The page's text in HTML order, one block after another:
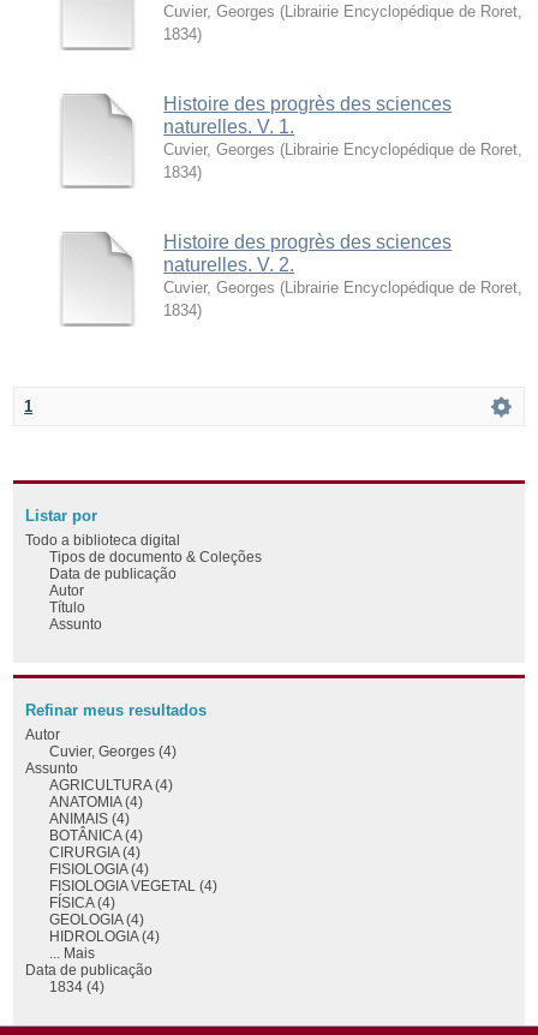
Cuvier, Georges ( Librairie Encyclopédique de Roret
1834)
Histoire des progrès des sciences
naturelles. V. 1.
Cuvier, Georges ( Librairie Encyclopédique de Roret
1834)
Histoire des progrès des sciences
naturelles. V. 2.
Cuvier, Georges ( Librairie Encyclopédique de Roret
1834)
1
Listar por
Todo a biblioteca digital
Tipos de documento & Coleções
Data de publicação
Autor
Título
Assunto
Refinar meus resultados
Autor
Cuvier, Georges (4)
Assunto
AGRICULTURA (4)
ANATOMIA (4)
ANIMAIS (4)
BOTÂNICA (4)
CIRURGIA (4)
FISIOLOGIA (4)
FISIOLOGIA VEGETAL (4)
FÍSICA (4)
GEOLOGIA (4)
HIDROLOGIA (4)
... Mais
Data de publicação
1834 (4)